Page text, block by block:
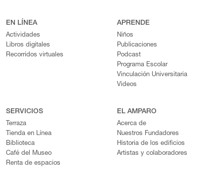
EN LÍNEA
Actividades
Libros digitales
Recorridos virtuales
APRENDE
Niños
Publicaciones
Podcast
Programa Escolar
Vinculación Universitaria
Videos
SERVICIOS
Terraza
Tienda en Línea
Biblioteca
Café del Museo
Renta de espacios
EL AMPARO
Acerca de
Nuestros Fundadores
Historia de los edificios
Artistas y colaboradores